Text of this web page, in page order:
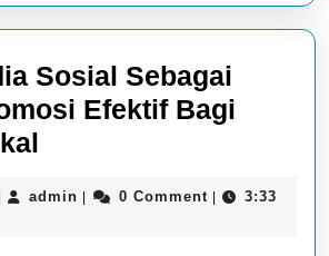
Sosial Sebagai
Efektif Bagi
Sosial
Apriladmin admin0 Comment
3:33